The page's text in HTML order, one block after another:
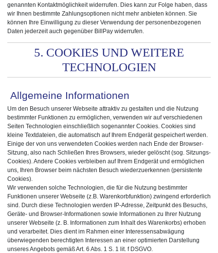
genannten Kontaktmöglichkeit widerrufen. Dies kann zur Folge haben, dass
wir Ihnen bestimmte Zahlungsoptionen nicht mehr anbieten können. Sie
können Ihre Einwilligung zu dieser Verwendung der personenbezogenen
Daten jederzeit auch gegenüber BillPay widerrufen.
5. COOKIES UND WEITERE
TECHNOLOGIEN
Allgemeine Informationen
Um den Besuch unserer Webseite attraktiv zu gestalten und die Nutzung
bestimmter Funktionen zu ermöglichen, verwenden wir auf verschiedenen
Seiten Technologien einschließlich sogenannter Cookies. Cookies sind
kleine Textdateien, die automatisch auf Ihrem Endgerät gespeichert werden.
Einige der von uns verwendeten Cookies werden nach Ende der Browser-
Sitzung, also nach Schließen Ihres Browsers, wieder gelöscht (sog. Sitzungs-
Cookies). Andere Cookies verbleiben auf Ihrem Endgerät und ermöglichen
uns, Ihren Browser beim nächsten Besuch wiederzuerkennen (persistente
Cookies).
Wir verwenden solche Technologien, die für die Nutzung bestimmter
Funktionen unserer Webseite (z.B. Warenkorbfunktion) zwingend erforderlich
sind. Durch diese Technologien werden IP-Adresse, Zeitpunkt des Besuchs,
Geräte- und Browser-Informationen sowie Informationen zu Ihrer Nutzung
unserer Webseite (z. B. Informationen zum Inhalt des Warenkorbs) erhoben
und verarbeitet. Dies dient im Rahmen einer Interessensabwägung
überwiegenden berechtigten Interessen an einer optimierten Darstellung
unseres Angebots gemäß Art. 6 Abs. 1 S. 1 lit. f DSGVO.